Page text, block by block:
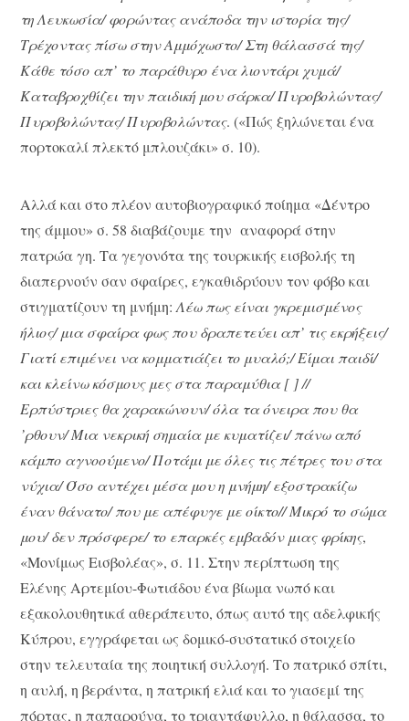
τη Λευκωσία/ φορώντας ανάποδα την ιστορία της/
Τρέχοντας πίσω στην Αμμόχωστο/ Στη θάλασσά της/
Κάθε τόσο απ’ το παράθυρο ένα λιοντάρι χυμά/
Καταβροχθίζει την παιδική μου σάρκα/ Πυροβολώντας/
Πυροβολώντας/ Πυροβολώντας. («Πώς ξηλώνεται ένα
πορτοκαλί πλεκτό μπλουζάκι» σ. 10).
Αλλά και στο πλέον αυτοβιογραφικό ποίημα «Δέντρο
της άμμου» σ. 58 διαβάζουμε την αναφορά στην
πατρώα γη. Τα γεγονότα της τουρκικής εισβολής τη
διαπερνούν σαν σφαίρες, εγκαθιδρύουν τον φόβο και
στιγματίζουν τη μνήμη:Λέω πως είναι γκρεμισμένος
ήλιος/ μια σφαίρα φως που δραπετεύει απ’ τις εκρήξεις/
Γιατί επιμένει να κομματιάζει το μυαλό;/ Είμαι παιδί/
και κλείνω κόσμους μες στα παραμύθια [ ] //
Ερπύστριες θα χαρακώνουν/ όλα τα όνειρα που θα
’ρθουν/ Μια νεκρική σημαία με κυματίζει/ πάνω από
κάμπο αγνοούμενο/ Ποτάμι με όλες τις πέτρες του στα
νύχια/ Όσο αντέχει μέσα μου η μνήμη/ εξοστρακίζω
έναν θάνατο/ που με απέφυγε με οίκτο// Μικρό το σώμα
μου/ δεν πρόσφερε/ το επαρκές εμβαδόν μιας φρίκης,
«Μονίμως Εισβολέας», σ. 11. Στην περίπτωση της
Ελένης Αρτεμίου-Φωτιάδου ένα βίωμα νωπό και
εξακολουθητικά αθεράπευτο, όπως αυτό της αδελφικής
Κύπρου, εγγράφεται ως δομικό-συστατικό στοιχείο
στην τελευταία της ποιητική συλλογή. Το πατρικό σπίτι,
η αυλή, η βεράντα, η πατρική ελιά και το γιασεμί της
πόρτας, η παπαρούνα, το τριαντάφυλλο, η θάλασσα, το